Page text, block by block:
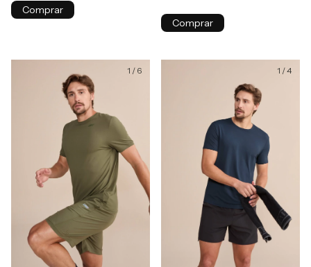
Comprar
Comprar
1 / 6 1 /4